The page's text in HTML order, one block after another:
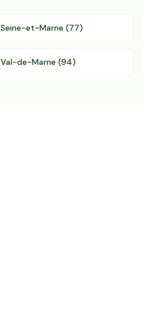
Seine-et-Marne (77)
Val-de-Marne (94)